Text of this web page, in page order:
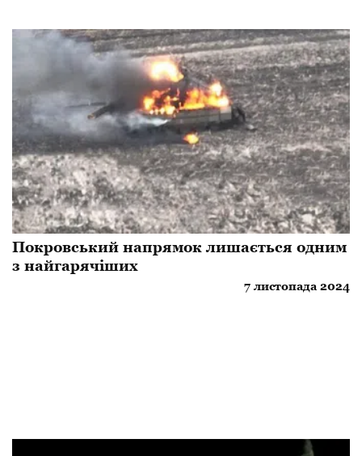
​Покровський напрямок лишається одним
з найгарячіших
7 листопада 2024